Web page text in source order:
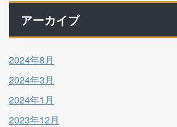
アーカイブ
2024年8月
2024年3月
2024年1月
2023年12月